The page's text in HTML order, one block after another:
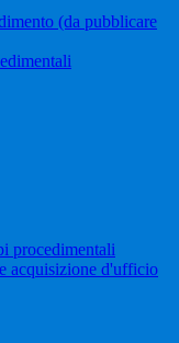
(da pubblicare
procedimentali
acquisizione d'ufficio